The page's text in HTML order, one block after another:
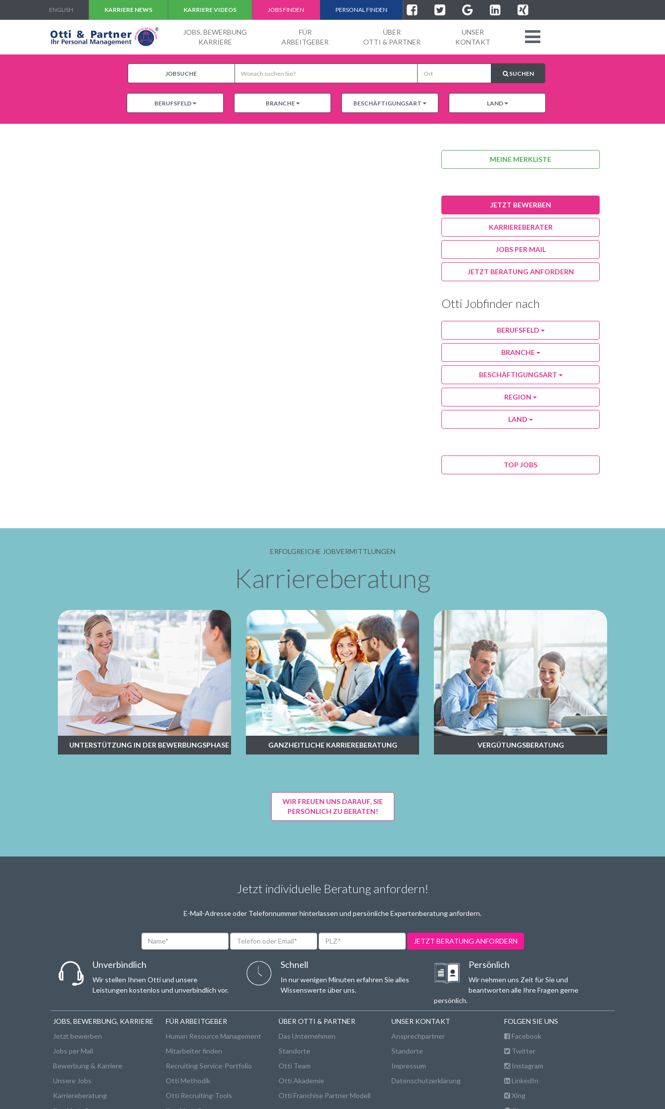
ENGLISH KARRIERE NEWS KARRIERE VIDEOS JOBS FINDEN PERSONAL FINDEN
JOBS, BEWERBUNG
KARRIERE
FÜR
ARBEITGEBER
ÜBER
OTTI & PARTNER
UNSER
KONTAKT
JOBSUCHE SUCHEN
BERUFSFELD BRANCHE BESCHÄFTIGUNGSART LAND
MEINE MERKLISTE
JETZT BEWERBEN
KARRIEREBERATER
JOBS PER MAIL
JETZT BERATUNG ANFORDERN
Otti Jobfinder nach
BERUFSFELD
BRANCHE
BESCHÄFTIGUNGSART
REGION
LAND
TOP JOBS
ERFOLGREICHE JOBVERMITTLUNGEN
Karriereberatung
UNTERSTÜTZUNG IN DER BEWERBUNGSPHASE GANZHEITLICHE KARRIEREBERATUNG VERGÜTUNGSBERATUNG
WIR FREUEN UNS DARAUF, SIE
PERSÖNLICH ZU BERATEN!
Jetzt individuelle Beratung anfordern!
E-Mail-Adresse oder Telefonnummer hinterlassen und persönliche Expertenberatung anfordern.
Name*
Telefon
oder
PLZ* JETZT BERATUNG ANFORDERN
Unverbindlich
Wir stellen Ihnen Otti und unsere
Leistungen kostenlos und unverbindlich vor.
Schnell
In nur wenigen Minuten erfahren Sie alles
Wissenswerte über uns.
Persönlich
Wir nehmen uns Zeit für Sie und
beantworten alle Ihre Fragen gerne
persönlich.
JOBS, BEWERBUNG, KARRIERE
Jetzt bewerben
Jobs per Mail
Bewerbung & Karriere
Unsere Jobs
Karriereberatung
FÜR ARBEITGEBER
Human Resource Management
Mitarbeiter finden
Recruiting Service-Portfolio
Otti Methodik
Otti Recruiting-Tools
ÜBER OTTI & PARTNER
Das Unternehmen
Standorte
Otti Team
Otti Akademie
Otti Franchise Partner Modell
UNSER KONTAKT
Ansprechpartner
Standorte
Impressum
Datenschutzerklärung
FOLGEN SIE UNS
Facebook
Twitter
Instagram
LinkedIn
Xing